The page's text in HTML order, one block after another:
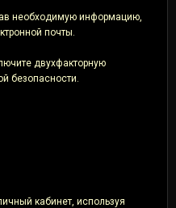
необходимую информацию,
почты.
двухфакторную
безопасности.
кабинет, используя